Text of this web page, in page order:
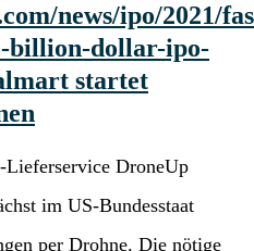
news/ipo/2021/
billion-dollar-ipo-
startet
DroneUp
im US-Bundesstaat
per Drohne. Die nötige